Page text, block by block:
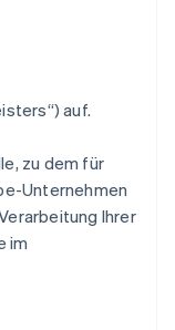
auf.
zu dem für
Unternehmen
Ihrer
im